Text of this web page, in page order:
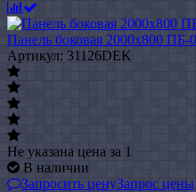
Панель боковая 2000x800 ПБ-
Артикул: 31126DEK
Не указана цена за 1
В наличии
Запросить ценуЗапрос цены